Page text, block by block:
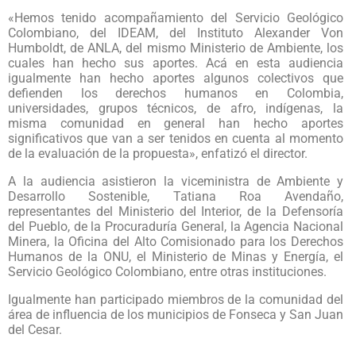
«Hemos tenido acompañamiento del Servicio Geológico
Colombiano, del IDEAM, del Instituto Alexander Von
Humboldt, de ANLA, del mismo Ministerio de Ambiente, los
cuales han hecho sus aportes. Acá en esta audiencia
igualmente han hecho aportes algunos colectivos que
defienden los derechos humanos en Colombia,
universidades, grupos técnicos, de afro, indígenas, la
misma comunidad en general han hecho aportes
significativos que van a ser tenidos en cuenta al momento
de la evaluación de la propuesta», enfatizó el director.
A la audiencia asistieron la viceministra de Ambiente y
Desarrollo Sostenible, Tatiana Roa Avendaño,
representantes del Ministerio del Interior, de la Defensoría
del Pueblo, de la Procuraduría General, la Agencia Nacional
Minera, la Oficina del Alto Comisionado para los Derechos
Humanos de la ONU, el Ministerio de Minas y Energía, el
Servicio Geológico Colombiano, entre otras instituciones.
Igualmente han participado miembros de la comunidad del
área de influencia de los municipios de Fonseca y San Juan
del Cesar.